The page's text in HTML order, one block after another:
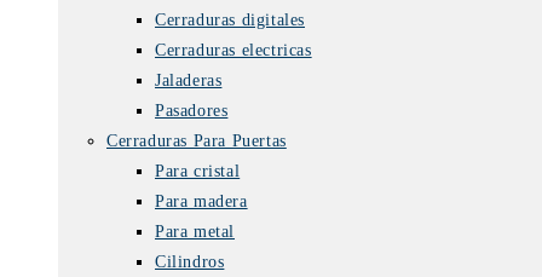
Cerraduras digitales
Cerraduras electricas
Jaladeras
Pasadores
Cerraduras Para Puertas
Para cristal
Para madera
Para metal
Cilindros